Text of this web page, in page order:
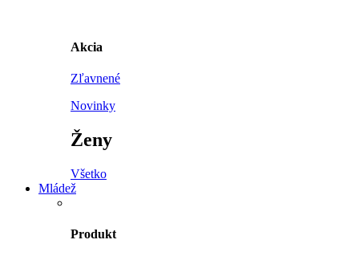
Akcia
Zľavnené
Novinky
Ženy
Všetko
Mládež
Produkt